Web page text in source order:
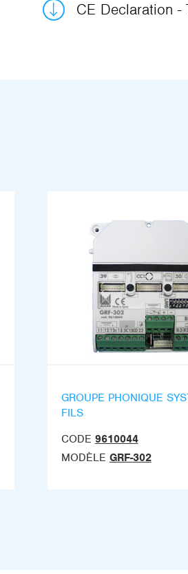
CE Declaration -
GROUPE PHONIQUE
FILS
CODE 9610044
MODÈLE GRF-302